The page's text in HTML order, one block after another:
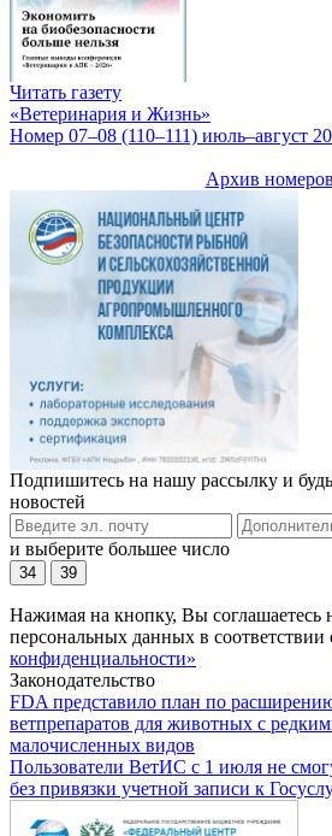
Читать газету
«Ветеринария и Жизнь»
Номер 07–08 (110–111) июль–август
Архив номеров
Подпишитесь на нашу рассылку и
новостей
и выберите большее число
34 39
Нажимая на кнопку, Вы соглашаетесь
персональных данных в соответствии
конфиденциальности»
Законодательство
FDA представило план по
ветпрепаратов для животных с
малочисленных видов
Пользователи ВетИС с 1 июля не
без привязки учетной записи к